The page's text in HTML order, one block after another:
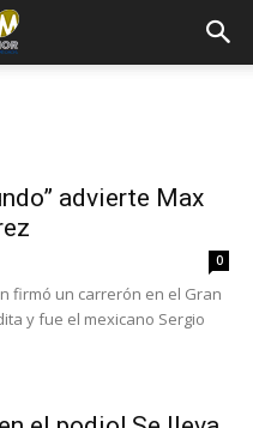
advierte Max
0
firmó un carrerón en el Gran
y fue el mexicano Sergio